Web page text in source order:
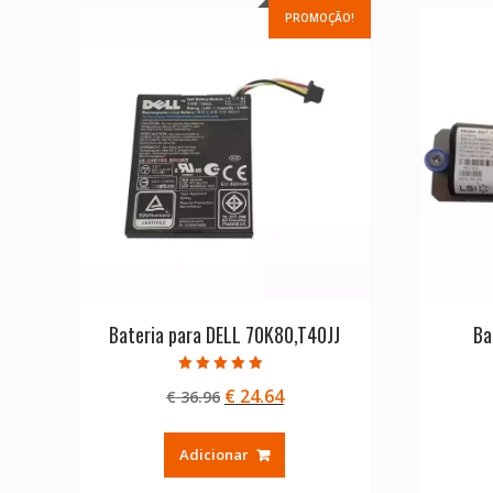
PROMOÇÃO!
Bateria para DELL 70K80,T40JJ
4.50
de 5
€36.96 O
original
era:
€24.64O
Adicionar